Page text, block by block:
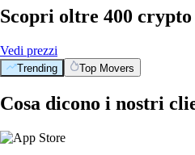
Scopri oltre 400 crypto
Vedi prezzi
Trending Top Movers
Cosa dicono i nostri